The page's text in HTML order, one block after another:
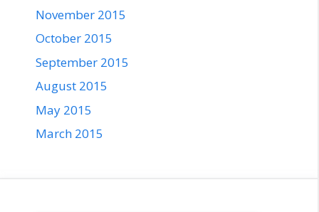
November 2015
October 2015
September 2015
August 2015
May 2015
March 2015